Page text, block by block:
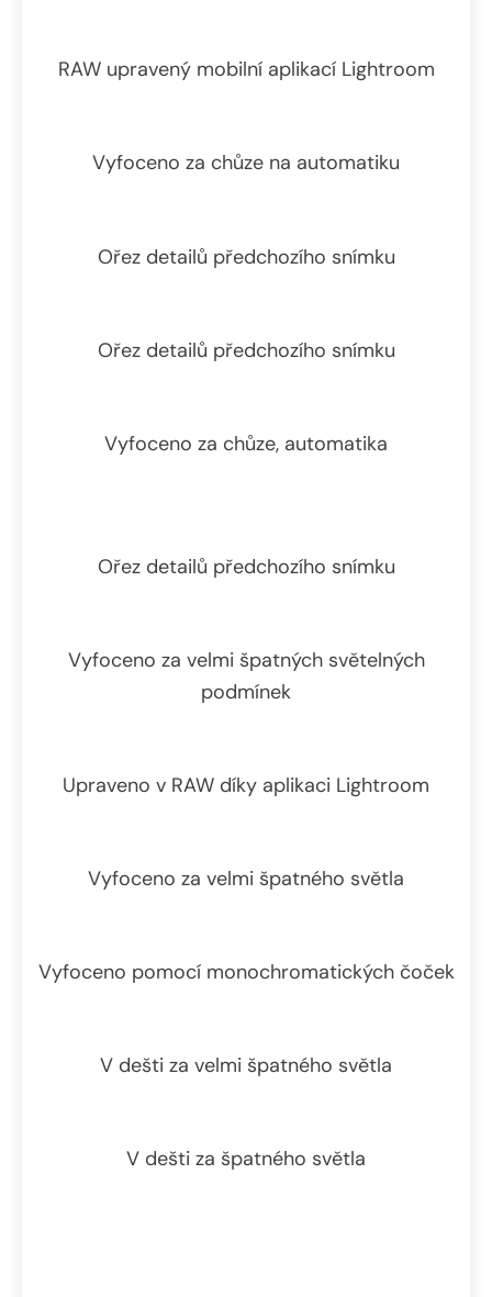
RAW upravený mobilní aplikací Lightroom
Vyfoceno za chůze na automatiku
Ořez detailů předchozího snímku
Ořez detailů předchozího snímku
Vyfoceno za chůze, automatika
Ořez detailů předchozího snímku
Vyfoceno za velmi špatných světelných
podmínek
Upraveno v RAW díky aplikaci Lightroom
Vyfoceno za velmi špatného světla
Vyfoceno pomocí monochromatických čoček
V dešti za velmi špatného světla
V dešti za špatného světla